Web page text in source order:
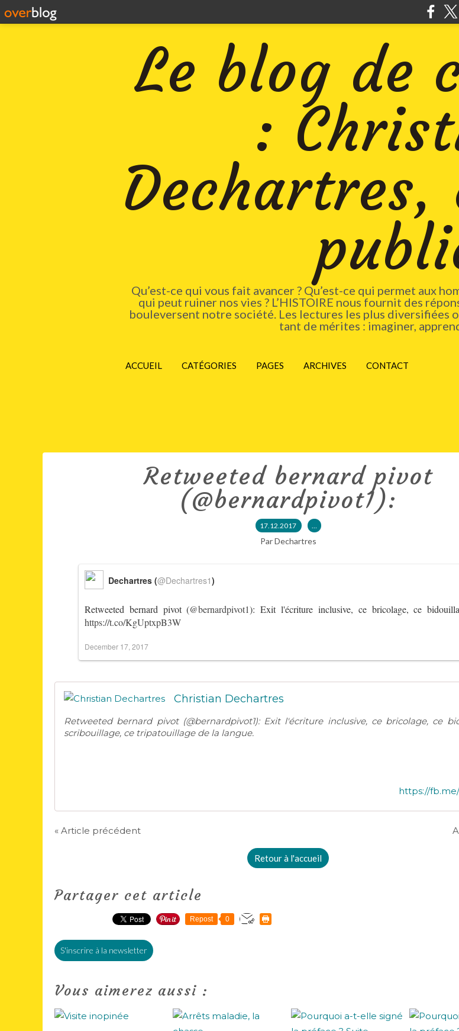
Le blog de
:
Qu’est-ce qui vous fait avancer ? Qu’est-ce qui permet aux
qui peut ruiner nos vies ? L’HISTOIRE nous fournit des
bouleversent notre société. Les lectures les plus diversifiées
tant de mérites : imaginer,
ACCUEIL CATÉGORIES PAGES ARCHIVES CONTACT
Retweeted bernard pivot
(@bernardpivot1):
17.12.2017 …
Par Dechartres
Retweeted bernard pivot (@bernardpivot1): Exit l'écriture inclusive, ce bricolage, ce
https://t.co/KgUptxpB3W
Dechartres (@Dechartres1)
December 17, 2017
Christian Dechartres
Retweeted bernard pivot (@bernardpivot1): Exit l'écriture inclusive, ce bricolage, ce
scribouillage, ce tripatouillage de la langue.
https://
« Article précédent
Retour à l'accueil
Partager cet article
Repost 0
S'inscrire à la newsletter
Vous aimerez aussi :